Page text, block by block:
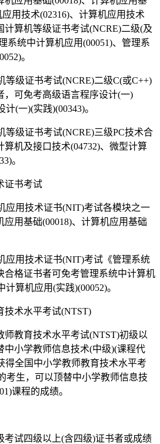
用技术(02316)、计算机应用技术
计算机等级证书考试(NCRE)二级(及
系统中计算机应用(00051)、管理系
。
级证书考试(NCRE)二级C(或C++)
，可免考高级语言程序设计(一)
(一)(实践)(00343)。
级证书考试(NCRE)三级PC技术合
机及接口技术(04732)、微型计算
。
书考试
用技术证书(NIT)考试各模块之一
用基础(00018)、计算机应用基础
用技术证书(NIT)考试《管理系统
合格证书者可免考管理系统中计算机
算机应用(实践)(00052)。
术水平考试(NTST)
教育技术水平考试(NTST)初级以
中小学教师信息技术(中级)(课程代
得全国中小学教师教育技术水平考
考生，可以顶替中小学教师信息技
课程的成绩。
试四级以上(含四级)证书者或成绩